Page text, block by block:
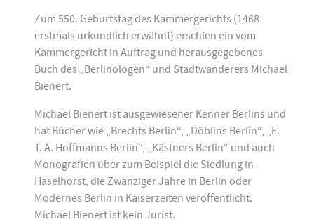
Zum 550. Geburtstag des Kammergerichts (1468
erstmals urkundlich erwähnt) erschien ein vom
Kammergericht in Auftrag und herausgegebenes
Buch des „Berlinologen“ und Stadtwanderers Michael
Bienert.
Michael Bienert ist ausgewiesener Kenner Berlins und
hat Bücher wie „Brechts Berlin“, „Döblins Berlin“, „E.
T. A. Hoffmanns Berlin“, „Kästners Berlin“ und auch
Monografien über zum Beispiel die Siedlung in
Haselhorst, die Zwanziger Jahre in Berlin oder
Modernes Berlin in Kaiserzeiten veröffentlicht.
Michael Bienert ist kein Jurist.